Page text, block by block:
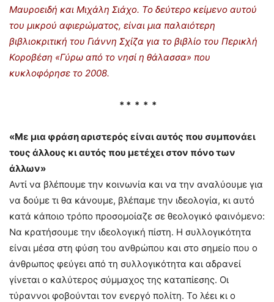
Μαυροειδή και Μιχάλη Σιάχο. Το δεύτερο κείμενο αυτού
του μικρού αφιερώματος, είναι μια παλαιότερη
βιβλιοκριτική του Γιάννη Σχίζα για το βιβλίο του Περικλή
Κοροβέση «Γύρω από το νησί η θάλασσα» που
κυκλοφόρησε το 2008.
* * * * *
«Με μια φράση αριστερός είναι αυτός που συμπονάει
τους άλλους κι αυτός που μετέχει στον πόνο των
άλλων»
Αντί να βλέπουμε την κοινωνία και να την αναλύουμε για
να δούμε τι θα κάνουμε, βλέπαμε την ιδεολογία, κι αυτό
κατά κάποιο τρόπο προσομοίαζε σε θεολογικό φαινόμενο:
Να κρατήσουμε την ιδεολογική πίστη. Η συλλογικότητα
είναι μέσα στη φύση του ανθρώπου και στο σημείο που ο
άνθρωπος φεύγει από τη συλλογικότητα και αδρανεί
γίνεται ο καλύτερος σύμμαχος της καταπίεσης. Οι
τύραννοι φοβούνται τον ενεργό πολίτη. Το λέει κι ο